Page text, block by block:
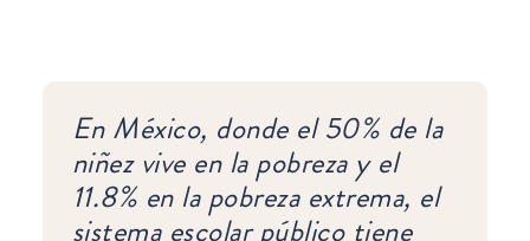
En México, donde el 50% de la
niñez vive en la pobreza y el
11.8% en la pobreza extrema, el
sistema escolar público tiene